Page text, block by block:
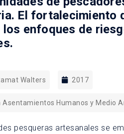
El fortalecimiento
enfoques de
Walters 2017
Asentamientos Humanos y Medio
pesqueras artesanales se